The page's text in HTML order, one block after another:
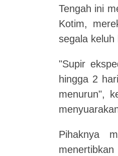
Tengah ini
Kotim,
segala keluh
"Supir
hingga 2
menurun",
Pihaknya